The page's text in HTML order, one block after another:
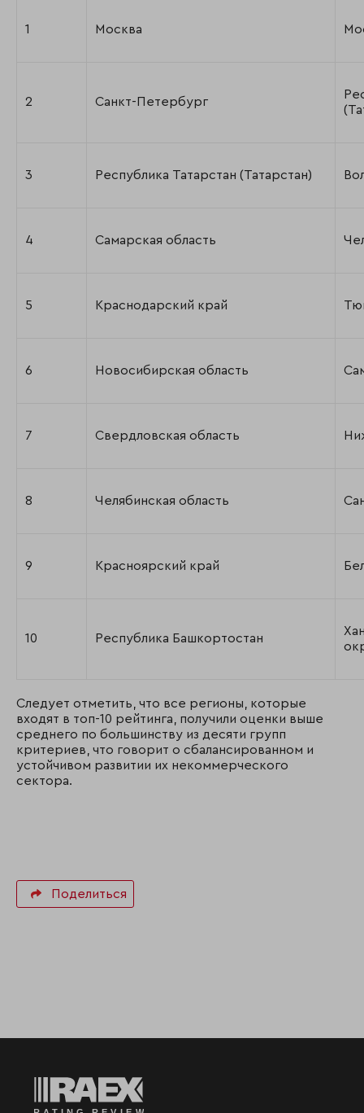
1 Москва
2 Санкт-Петербург
3 Республика Татарстан (Татарстан)
4 Самарская область
5 Краснодарский край
6 Новосибирская область
7 Свердловская область
8 Челябинская область
9 Красноярский край
10 Республика Башкортостан
Следует отметить, что все регионы, которые
входят в топ-10 рейтинга, получили оценки выше
среднего по большинству из десяти групп
критериев, что говорит о сбалансированном и
устойчивом развитии их некоммерческого
сектора.
Поделиться